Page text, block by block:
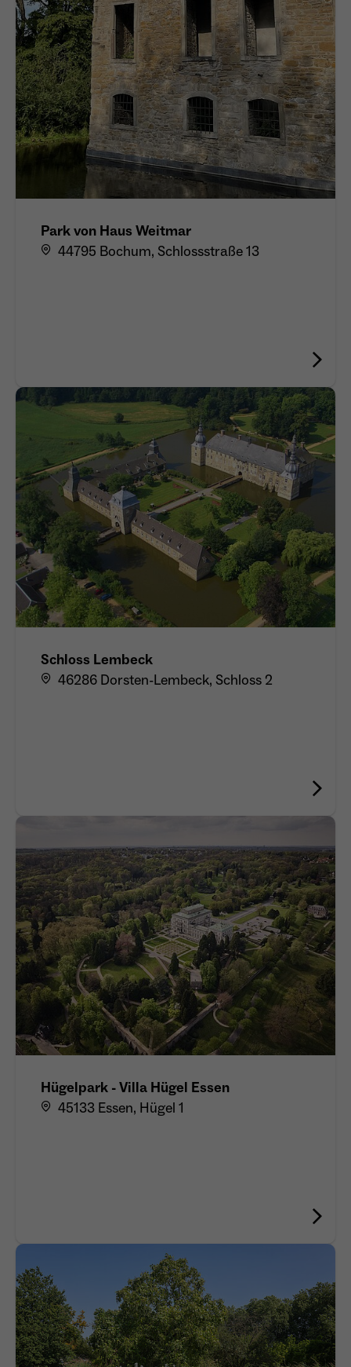
Park von Haus Weitmar
44795 Bochum, Schlossstraße 13
Schloss Lembeck
46286 Dorsten-Lembeck, Schloss 2
Hügelpark - Villa Hügel Essen
45133 Essen, Hügel 1